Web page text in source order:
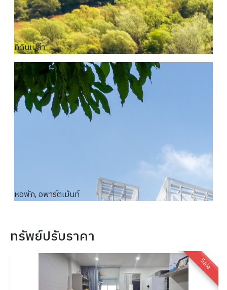
ที่ดินเปล่า
หอพัก, อพาร์ตเม้นท์
ทรัพย์ปรับราคา
Sale